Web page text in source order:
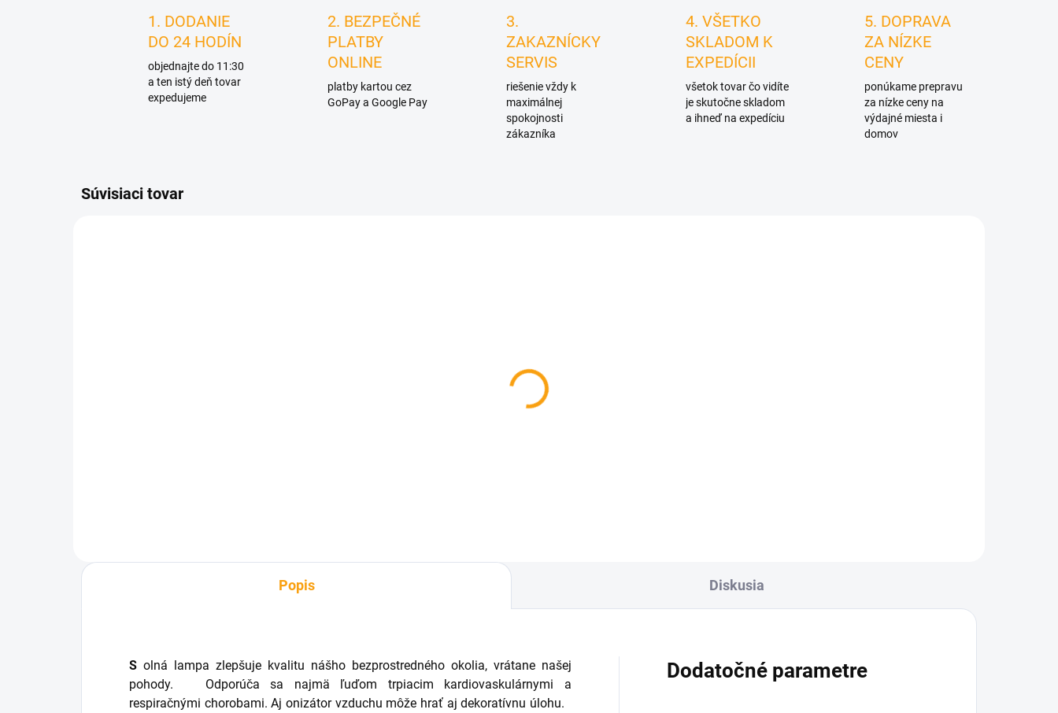
1. DODANIE
DO 24 HODÍN
objednajte do 11:30
a ten istý deň tovar
expedujeme
2. BEZPEČNÉ
PLATBY
ONLINE
platby kartou cez
GoPay a Google Pay
3.
ZAKAZNÍCKY
SERVIS
riešenie vždy k
maximálnej
spokojnosti
zákazníka
4. VŠETKO
SKLADOM K
EXPEDÍCII
všetok tovar čo vidíte
je skutočne skladom
a ihneď na expedíciu
5. DOPRAVA
ZA NÍZKE
CENY
ponúkame prepravu
za nízke ceny na
výdajné miesta i
domov
Súvisiaci tovar
Popis Diskusia
S olná lampa zlepšuje kvalitu nášho bezprostredného okolia, vrátane našej
pohody.
Odporúča sa najmä ľuďom trpiacim kardiovaskulárnymi a
respiračnými chorobami. Aj onizátor vzduchu môže hrať aj dekoratívnu úlohu.
Dodatočné parametre